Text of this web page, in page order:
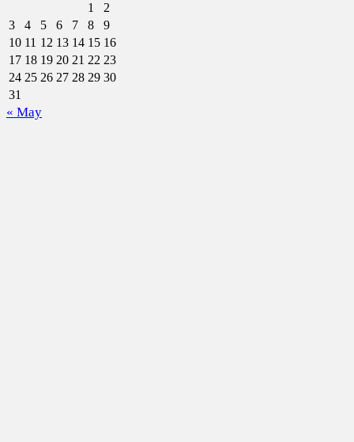
1
2
3
4 5 6 7 8
9
10 11 12 13 14 15 16
17 18 19 20 21 22 23
24 25 26 27 28 29 30
31
« May